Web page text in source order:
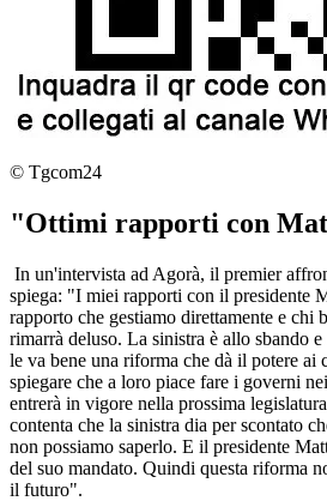
© Tgcom24
"Ottimi rapporti con
In un'intervista ad Agorà, il premier
spiega: "I miei rapporti con il presidente
rapporto che gestiamo direttamente e chi
rimarrà deluso. La sinistra è allo sbando
le va bene una riforma che dà il potere ai
spiegare che a loro piace fare i governi
entrerà in vigore nella prossima
contenta che la sinistra dia per scontato
non possiamo saperlo. E il presidente
del suo mandato. Quindi questa riforma
il futuro".